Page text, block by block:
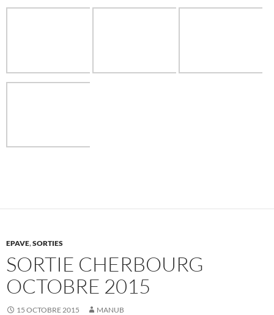
EPAVE,SORTIES
SORTIE CHERBOURG
OCTOBRE 2015
15 OCTOBRE 2015 MANUB